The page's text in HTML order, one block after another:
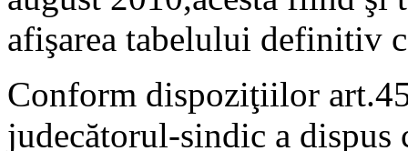
afişarea tabelului definitiv
Conform dispoziţiilor
judecătorul-sindic a dispus